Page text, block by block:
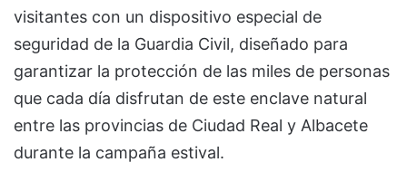
visitantes con un dispositivo especial de
seguridad de la Guardia Civil, diseñado para
garantizar la protección de las miles de personas
que cada día disfrutan de este enclave natural
entre las provincias de Ciudad Real y Albacete
durante la campaña estival.